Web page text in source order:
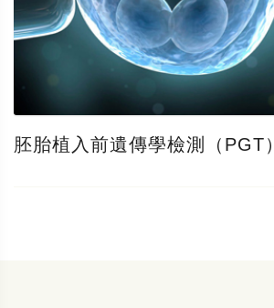
胚胎植入前遺傳學檢測（PGT）